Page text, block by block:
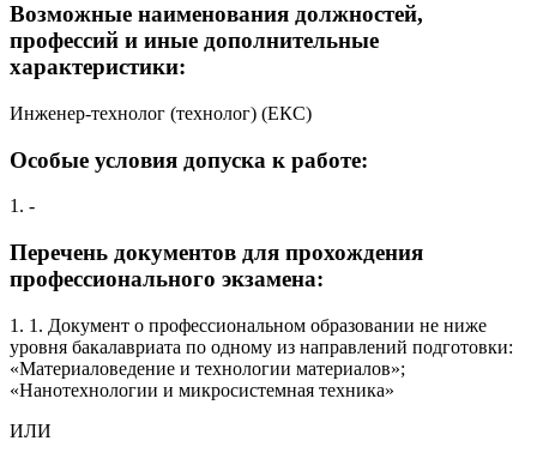
Возможные наименования должностей,
профессий и иные дополнительные
характеристики:
Инженер-технолог (технолог) (ЕКС)
Особые условия допуска к работе:
1. -
Перечень документов для прохождения
профессионального экзамена:
1. 1. Документ о профессиональном образовании не ниже
уровня бакалавриата по одному из направлений подготовки:
«Материаловедение и технологии материалов»;
«Нанотехнологии и микросистемная техника»
ИЛИ